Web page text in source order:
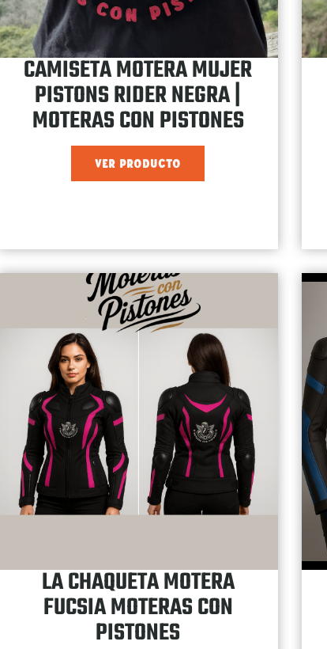
CAMISETA MOTERA MUJER
PISTONS RIDER NEGRA |
MOTERAS CON PISTONES
VER PRODUCTO
LA CHAQUETA MOTERA
FUCSIA MOTERAS CON
PISTONES